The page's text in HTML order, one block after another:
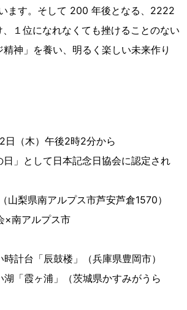
ます。そして 200 年後となる、2222
１位になれなくても挫けることのない
精神」を養い、明るく楽しい未来作り
日（木）午後2時2分から
」として日本記念日協会に認定され
山梨県南アルプス市芦安芦倉1570）
南アルプス市
計台「辰鼓楼」（兵庫県豊岡市）
湖「霞ヶ浦」（茨城県かすみがうら